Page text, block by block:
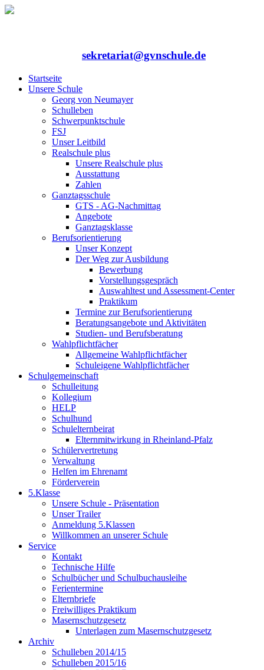
sekretariat@gvnschule.de
Startseite
Unsere Schule
Georg von Neumayer
Schulleben
Schwerpunktschule
FSJ
Unser Leitbild
Realschule plus
Unsere Realschule plus
Ausstattung
Zahlen
Ganztagsschule
GTS - AG-Nachmittag
Angebote
Ganztagsklasse
Berufsorientierung
Unser Konzept
Der Weg zur Ausbildung
Bewerbung
Vorstellungsgespräch
Auswahltest und Assessment-Center
Praktikum
Termine zur Berufsorientierung
Beratungsangebote und Aktivitäten
Studien- und Berufsberatung
Wahlpflichtfächer
Allgemeine Wahlpflichtfächer
Schuleigene Wahlpflichtfächer
Schulgemeinschaft
Schulleitung
Kollegium
HELP
Schulhund
Schulelternbeirat
Elternmitwirkung in Rheinland-Pfalz
Schülervertretung
Verwaltung
Helfen im Ehrenamt
Förderverein
5.Klasse
Unsere Schule - Präsentation
Unser Trailer
Anmeldung 5.Klassen
Willkommen an unserer Schule
Service
Kontakt
Technische Hilfe
Schulbücher und Schulbuchausleihe
Ferientermine
Elternbriefe
Freiwilliges Praktikum
Masernschutzgesetz
Unterlagen zum Masernschutzgesetz
Archiv
Schulleben 2014/15
Schulleben 2015/16